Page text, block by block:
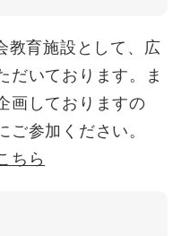
教育施設として、広
だいております。ま
画しておりますの
ご参加ください。
ちら